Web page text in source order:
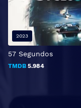
57 Segundos
TMDB 5.984
2023